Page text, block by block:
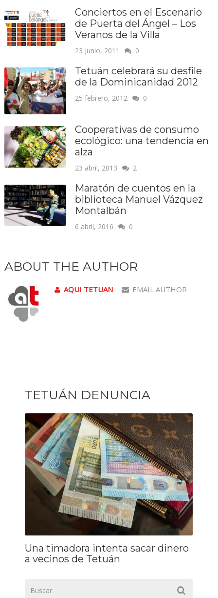
Conciertos en el Escenario
de Puerta del Ángel – Los
Veranos de la Villa
23 junio, 2011 0
Tetuán celebrará su desfile
de la Dominicanidad 2012
25 febrero, 2012 0
Cooperativas de consumo
ecológico: una tendencia en
alza
23 abril, 2013 2
Maratón de cuentos en la
biblioteca Manuel Vázquez
Montalbán
6 abril, 2016 0
ABOUT THE AUTHOR
AQUI TETUAN EMAIL AUTHOR
TETUÁN DENUNCIA
Una timadora intenta sacar dinero
a vecinos de Tetuán